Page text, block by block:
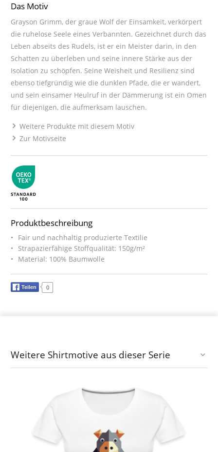
Das Motiv
Grayson Grimm, der graue Wolf der Einsamkeit, verkörpert
die ruhelose Seele eines Verbannten. Gezeichnet durch das
Leben abseits des Rudels, ist er ein Meister darin, in den
Schatten zu überleben und seine innere Stärke aus der
Isolation zu schöpfen. Seine Weisheit und Resilienz sind
ebenso tiefgründig wie die dunklen Pfade, die er wandert,
und sein einsamer Heulruf in der Dämmerung ist ein Omen
für diejenigen, die aufmerksam lauschen.
Weitere Produkte mit diesem Motiv
Zur Motivseite
Produktbeschreibung
Fair und nachhaltig produzierte Textilie
Strapazierfähige Stoffqualität: 150g/m²
Material: 100% Baumwolle
Teilen 0
Weitere Shirtmotive aus dieser Serie